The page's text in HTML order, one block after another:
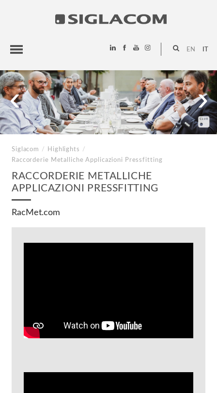
EN
HIGHLIGHTS
PROGETTI
SIGLACOM
‹ ›
Siglacom / Highlights
/
Raccorderie Metalliche Applicazioni Pressfitting
RACCORDERIE METALLICHE
APPLICAZIONI PRESSFITTING
RacMet.com